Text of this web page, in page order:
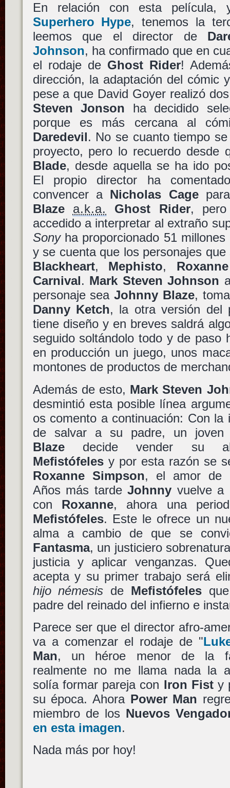
En relación con esta
Superhero Hype, tenemos la
leemos que el director de
Johnson, ha confirmado que en
el rodaje de Ghost Rider!
dirección, la adaptación del cómic
pese a que David Goyer realizó
Steven Jonson ha decidido
porque es más cercana al
Daredevil. No se cuanto tiempo
proyecto, pero lo recuerdo desde
Blade, desde aquella se ha ido
El propio director ha
convencer a Nicholas Cage
Blaze
a.k.a. Ghost Rider,
accedido a interpretar al extraño
Sonyha proporcionado 51
y se cuenta que los personajes
Blackheart, Mephisto, Roxanne
Carnival. Mark Steven Johnson
personaje seaJohnny Blaze,
Danny Ketch, la otra versión del
tiene diseño y en breves saldrá
seguido soltándolo todo y de paso
en producción un juego, unos
montones de productos de
Además de esto, Mark Steven
desmintió esta posible línea
os comento a continuación: Con la
de salvar a su padre, un
Blazedecide vender su
Mefistófelesy por esta razón se
Roxanne Simpson, el amor de
Años más tardeJohnny vuelve a
con Roxanne, ahora una
Mefistófeles. Este le ofrece un
alma a cambio de que se
Fantasma, un justiciero
justicia y aplicar venganzas.
acepta y su primer trabajo será
hijo némesis de Mefistófeles
padre del reinado del infierno e
Parece ser que el director afro-
va a comenzar el rodaje de "
Man, un héroe menor de la
realmente no me llama nada la
solía formar pareja con Iron Fisty
su época. Ahora Power Man
miembro de los Nuevos
en esta imagen.
Nada más por hoy!